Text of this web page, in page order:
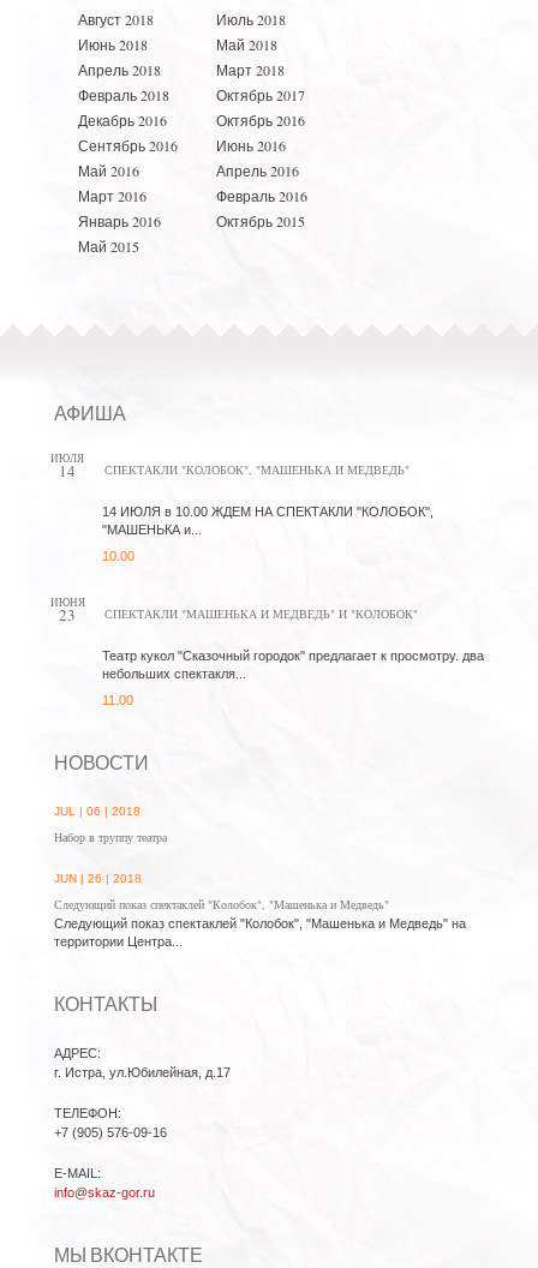
Август 2018
Июль 2018
Июнь 2018
Май 2018
Апрель 2018
Март 2018
Февраль 2018
Октябрь 2017
Декабрь 2016
Октябрь 2016
Сентябрь 2016
Июнь 2016
Май 2016
Апрель 2016
Март 2016
Февраль 2016
Январь 2016
Октябрь 2015
Май 2015
АФИША
ИЮЛЯ
14 СПЕКТАКЛИ "КОЛОБОК", "МАШЕНЬКА И МЕДВЕДЬ"
14 ИЮЛЯ в 10.00 ЖДЕМ НА СПЕКТАКЛИ "КОЛОБОК",
"МАШЕНЬКА и...
10.00
ИЮНЯ
23 СПЕКТАКЛИ "МАШЕНЬКА И МЕДВЕДЬ" И "КОЛОБОК"
Театр кукол "Сказочный городок" предлагает к просмотру. два
небольших спектакля...
11.00
НОВОСТИ
JUL | 06 | 2018
Набор в труппу театра
JUN | 26 | 2018
Следующий показ спектаклей "Колобок", "Машенька и Медведь"
Следующий показ спектаклей "Колобок", "Машенька и Медведь" на
территории Центра...
КОНТАКТЫ
АДРЕС:
г. Истра, ул.Юбилейная, д.17
ТЕЛЕФОН:
+7 (905) 576-09-16
E-MAIL:
info@skaz-gor.ru
МЫ ВКОНТАКТЕ